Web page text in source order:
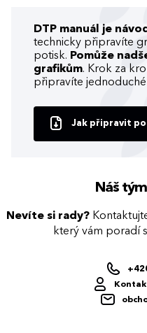
DTP manuál je návod
technicky připravíte
potisk. Pomůže
grafikům. Krok za
připravíte
Jak připravit
Náš tým
Nevíte si rady?
který vám poradí